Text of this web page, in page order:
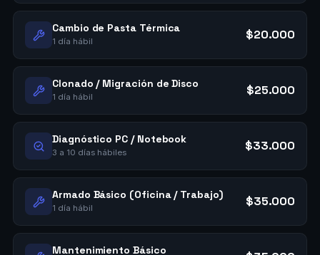
Cambio de Pasta Térmica
1 día hábil $20.000
Clonado / Migración de Disco
1 día hábil $25.000
Diagnóstico PC / Notebook
3 a 10 días hábiles $33.000
Armado Básico (Oficina / Trabajo)
1 día hábil $35.000
Mantenimiento Básico